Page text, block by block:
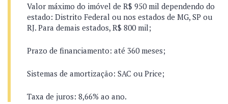
Valor máximo do imóvel de R$ 950 mil dependendo do
estado: Distrito Federal ou nos estados de MG, SP ou
RJ. Para demais estados, R$ 800 mil;
Prazo de financiamento: até 360 meses;
Sistemas de amortização: SAC ou Price;
Taxa de juros: 8,66% ao ano.